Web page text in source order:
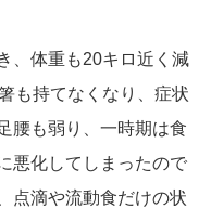
、体重も20キロ近く減
も持てなくなり、症状
腰も弱り、一時期は食
悪化してしまったので
点滴や流動食だけの状